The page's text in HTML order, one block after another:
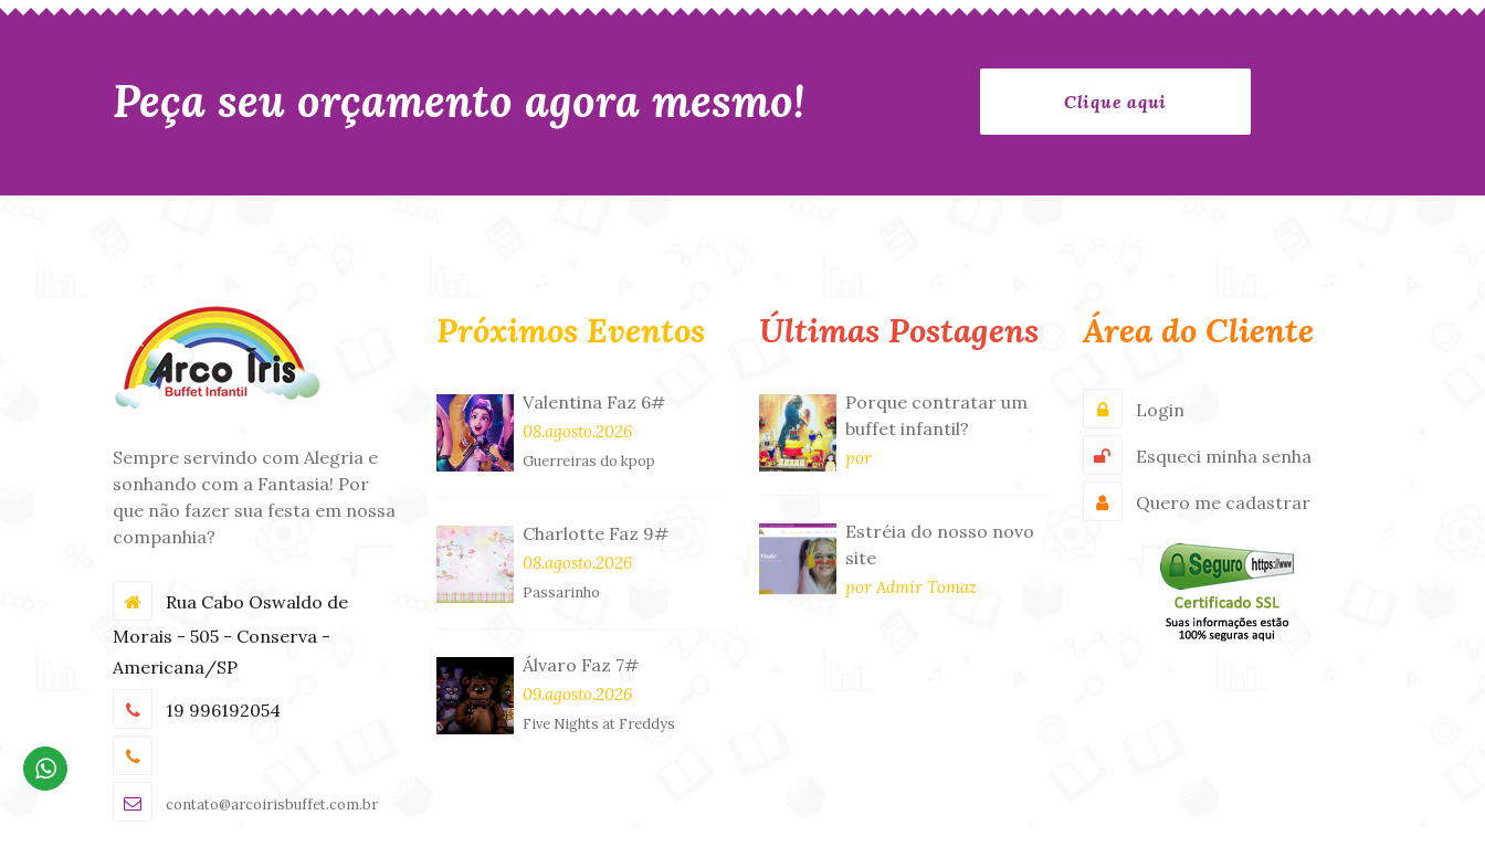
Peça seu orçamento agora mesmo!
Sempre servindo com Alegria e
sonhando com a Fantasia! Por
que não fazer sua festa em nossa
companhia?
Rua Cabo Oswaldo de
Morais - 505 - Conserva -
Americana/SP
19 996192054
contato@arcoirisbuffet.com.br
Próximos Eventos
Valentina Faz 6#
08.agosto.2026
Guerreiras do kpop
Charlotte Faz 9#
08.agosto.2026
Passarinho
Álvaro Faz 7#
09.agosto.2026
Five Nights at Freddys
Últimas Postagens
Porque contratar um
buffet infantil?
por
Estréia do nosso novo
site
por Admir Tomaz
Área do Cliente
Login
Esqueci minha senha
Quero me cadastrar